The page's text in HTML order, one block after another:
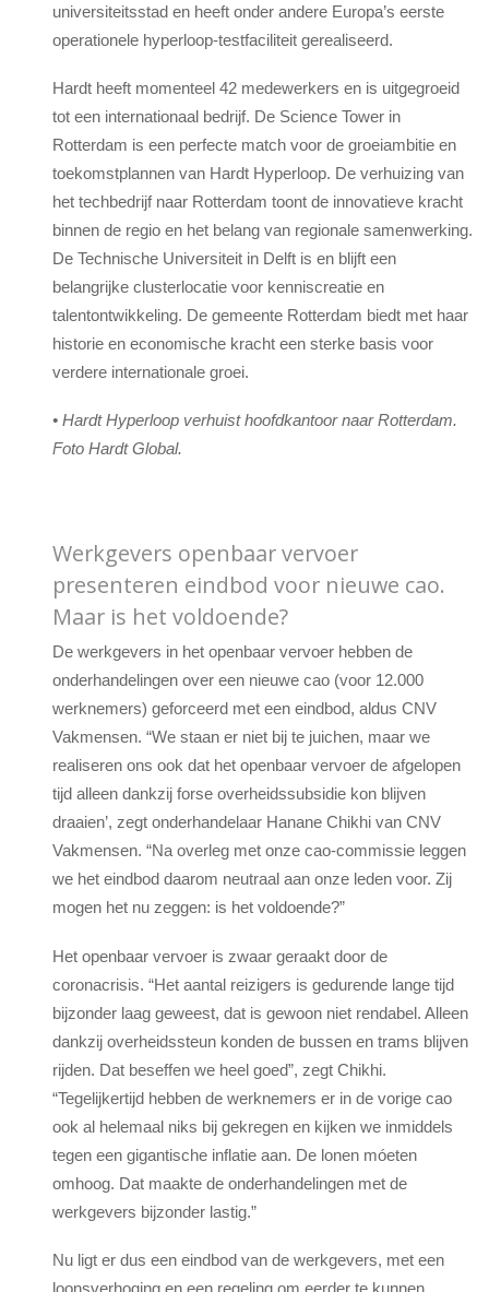
universiteitsstad en heeft onder andere Europa’s eerste
operationele hyperloop-testfaciliteit gerealiseerd.
Hardt heeft momenteel 42 medewerkers en is uitgegroeid
tot een internationaal bedrijf. De Science Tower in
Rotterdam is een perfecte match voor de groeiambitie en
toekomstplannen van Hardt Hyperloop. De verhuizing van
het techbedrijf naar Rotterdam toont de innovatieve kracht
binnen de regio en het belang van regionale samenwerking.
De Technische Universiteit in Delft is en blijft een
belangrijke clusterlocatie voor kenniscreatie en
talentontwikkeling. De gemeente Rotterdam biedt met haar
historie en economische kracht een sterke basis voor
verdere internationale groei.
• Hardt Hyperloop verhuist hoofdkantoor naar Rotterdam.
Foto Hardt Global.
Werkgevers openbaar vervoer
presenteren eindbod voor nieuwe cao.
Maar is het voldoende?
De werkgevers in het openbaar vervoer hebben de
onderhandelingen over een nieuwe cao (voor 12.000
werknemers) geforceerd met een eindbod, aldus CNV
Vakmensen. “We staan er niet bij te juichen, maar we
realiseren ons ook dat het openbaar vervoer de afgelopen
tijd alleen dankzij forse overheidssubsidie kon blijven
draaien’, zegt onderhandelaar Hanane Chikhi van CNV
Vakmensen. “Na overleg met onze cao-commissie leggen
we het eindbod daarom neutraal aan onze leden voor. Zij
mogen het nu zeggen: is het voldoende?”
Het openbaar vervoer is zwaar geraakt door de
coronacrisis. “Het aantal reizigers is gedurende lange tijd
bijzonder laag geweest, dat is gewoon niet rendabel. Alleen
dankzij overheidssteun konden de bussen en trams blijven
rijden. Dat beseffen we heel goed”, zegt Chikhi.
“Tegelijkertijd hebben de werknemers er in de vorige cao
ook al helemaal niks bij gekregen en kijken we inmiddels
tegen een gigantische inflatie aan. De lonen móeten
omhoog. Dat maakte de onderhandelingen met de
werkgevers bijzonder lastig.”
Nu ligt er dus een eindbod van de werkgevers, met een
loonsverhoging en een regeling om eerder te kunnen